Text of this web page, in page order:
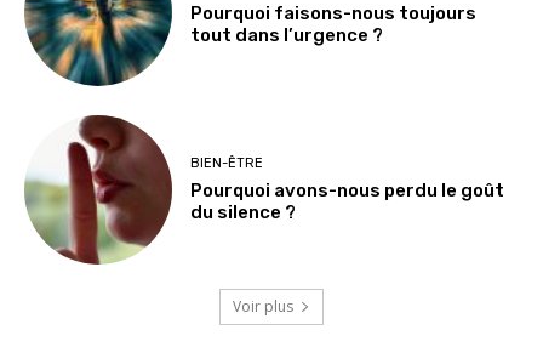
Pourquoi faisons-nous toujours
tout dans l’urgence ?
BIEN-ÊTRE
Pourquoi avons-nous perdu le goût
du silence ?
Voir plus